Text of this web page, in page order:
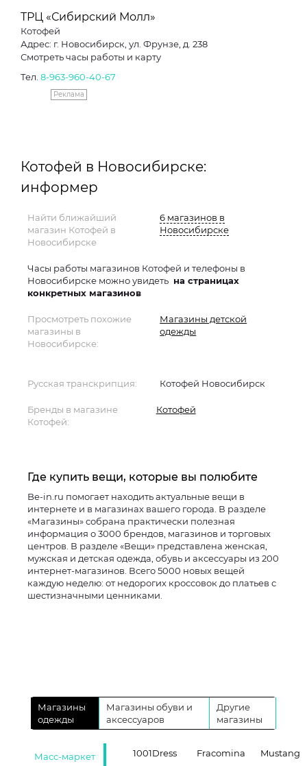
ТРЦ «Сибирский Молл»
Котофей
Адрес: г. Новосибирск, ул. Фрунзе, д. 238
Смотреть часы работы и карту
Тел. 8-963-960-40-67
Реклама
Котофей в Новосибирске:
информер
Найти ближайший
магазин Котофей в
Новосибирске
6 магазинов в
Новосибирске
Часы работы магазинов Котофей и телефоны в
Новосибирске можно увидеть на страницах
конкретных магазинов
Просмотреть похожие
магазины в
Новосибирске:
Магазины детской
одежды
Русская транскрипция: Котофей Новосибирск
Бренды в магазине
Котофей:
Котофей
Где купить вещи, которые вы полюбите
Be-in.ru помогает находить актуальные вещи в
интернете и в магазинах вашего города. В разделе
«Магазины» собрана практически полезная
информация о 3000 брендов, магазинов и торговых
центров. В разделе «Вещи» представлена женская,
мужская и детская одежда, обувь и аксессуары из 200
интернет-магазинов. Всего 5000 новых вещей
каждую неделю: от недорогих кроссовок до платьев с
шестизначными ценниками.
Магазины
одежды
Магазины обуви и
аксессуаров
Другие
магазины
Масс-маркет
1001Dress
Fracomina
Mustang